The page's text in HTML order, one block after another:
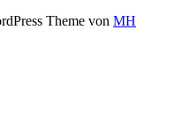
Theme von MH